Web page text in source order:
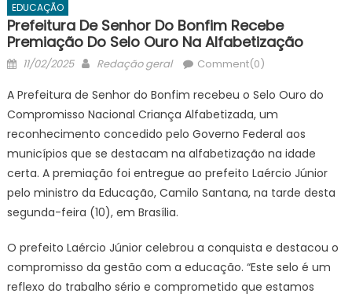
EDUCAÇÃO
Prefeitura De Senhor Do Bonfim Recebe
Premiação Do Selo Ouro Na Alfabetização
Posted
11/02/2025 Author
Redação geral Comment(0)
A Prefeitura de Senhor do Bonfim recebeu o Selo Ouro do
Compromisso Nacional Criança Alfabetizada, um
reconhecimento concedido pelo Governo Federal aos
municípios que se destacam na alfabetização na idade
certa. A premiação foi entregue ao prefeito Laércio Júnior
pelo ministro da Educação, Camilo Santana, na tarde desta
segunda-feira (10), em Brasília.
O prefeito Laércio Júnior celebrou a conquista e destacou o
compromisso da gestão com a educação. “Este selo é um
reflexo do trabalho sério e comprometido que estamos